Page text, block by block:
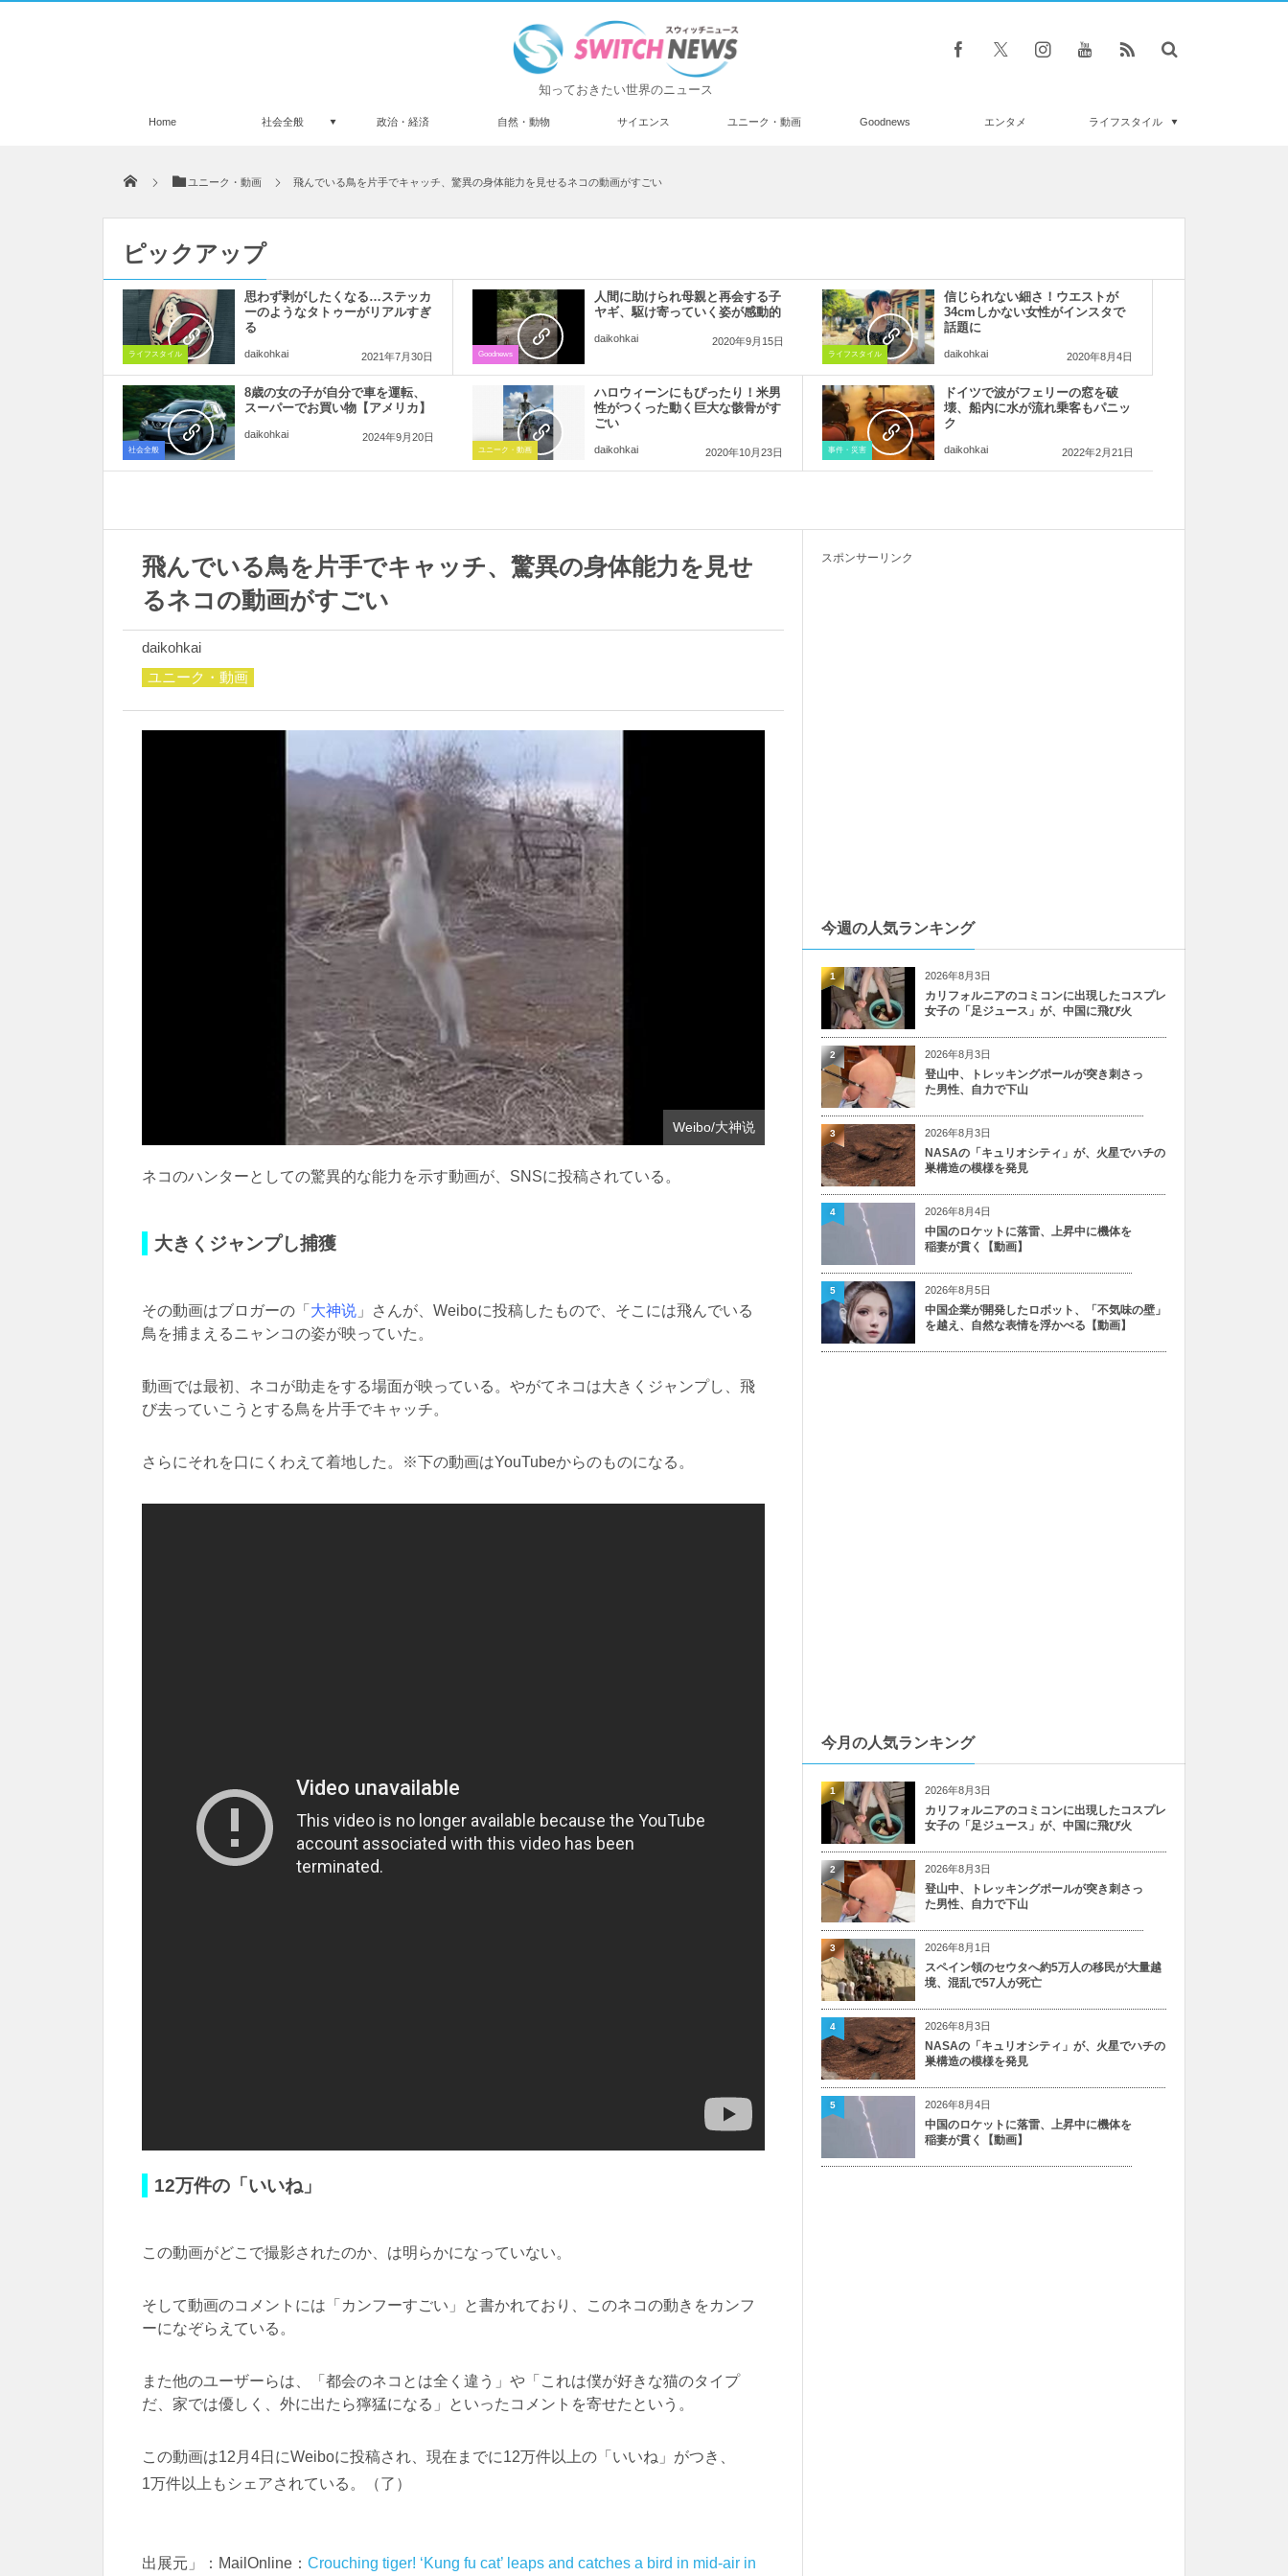
知っておきたい世界のニュース
Home 社会全般 政治・経済 自然・動物 サイエンス ユニーク・動画 Goodnews エンタメ ライフスタイル
ユニーク・動画 飛んでいる鳥を片手でキャッチ、驚異の身体能力を見せるネコの動画がすごい
ピックアップ
ライフスタイル
思わず剥がしたくなる…ステッカ
ーのようなタトゥーがリアルすぎ
る
daikohkai 2021年7月30日 Goodnews
人間に助けられ母親と再会する子
ヤギ、駆け寄っていく姿が感動的
daikohkai 2020年9月15日
ライフスタイル
信じられない細さ！ウエストが
34cmしかない女性がインスタで
話題に
daikohkai 2020年8月4日
社会全般
8歳の女の子が自分で車を運転、
スーパーでお買い物【アメリカ】
daikohkai 2024年9月20日
ユニーク・動画
ハロウィーンにもぴったり！米男
性がつくった動く巨大な骸骨がす
ごい
daikohkai 2020年10月23日 事件・災害
ドイツで波がフェリーの窓を破
壊、船内に水が流れ乗客もパニッ
ク
daikohkai 2022年2月21日
飛んでいる鳥を片手でキャッチ、驚異の身体能力を見せ
るネコの動画がすごい
daikohkai
ユニーク・動画
Weibo/大神说
ネコのハンターとしての驚異的な能力を示す動画が、SNSに投稿されている。
大きくジャンプし捕獲
その動画はブロガーの「 大神说 」さんが、Weiboに投稿したもので、そこには飛んでいる
鳥を捕まえるニャンコの姿が映っていた。
動画では最初、ネコが助走をする場面が映っている。やがてネコは大きくジャンプし、飛
び去っていこうとする鳥を片手でキャッチ。
さらにそれを口にくわえて着地した。※下の動画はYouTubeからのものになる。
12万件の「いいね」
この動画がどこで撮影されたのか、は明らかになっていない。
そして動画のコメントには「カンフーすごい」と書かれており、このネコの動きをカンフ
ーになぞらえている。
また他のユーザーらは、「都会のネコとは全く違う」や「これは僕が好きな猫のタイプ
だ、家では優しく、外に出たら獰猛になる」といったコメントを寄せたという。
この動画は12月4日にWeiboに投稿され、現在までに12万件以上の「いいね」がつき、
1万件以上もシェアされている。（了）
出展元」：MailOnline： Crouching tiger! ‘Kung fu cat’ leaps and catches a bird in mid-air in
スポンサーリンク
今週の人気ランキング
2026年8月3日
カリフォルニアのコミコンに出現したコスプレ
女子の「足ジュース」が、中国に飛び火
1
2026年8月3日
登山中、トレッキングポールが突き刺さっ
た男性、自力で下山
2
2026年8月3日
NASAの「キュリオシティ」が、火星でハチの
巣構造の模様を発見
3
2026年8月4日
中国のロケットに落雷、上昇中に機体を
稲妻が貫く【動画】
4
2026年8月5日
中国企業が開発したロボット、「不気味の壁」
を越え、自然な表情を浮かべる【動画】
5
今月の人気ランキング
2026年8月3日
カリフォルニアのコミコンに出現したコスプレ
女子の「足ジュース」が、中国に飛び火
1
2026年8月3日
登山中、トレッキングポールが突き刺さっ
た男性、自力で下山
2
2026年8月1日
スペイン領のセウタへ約5万人の移民が大量越
境、混乱で57人が死亡
3
2026年8月3日
NASAの「キュリオシティ」が、火星でハチの
巣構造の模様を発見
4
2026年8月4日
中国のロケットに落雷、上昇中に機体を
稲妻が貫く【動画】
5